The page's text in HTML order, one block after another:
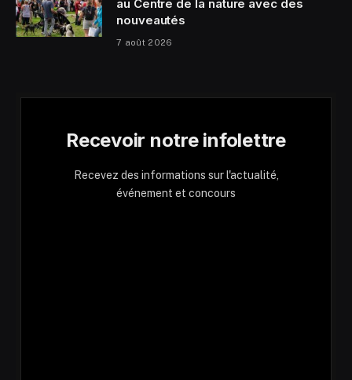
au Centre de la nature avec des
nouveautés
7 août 2026
Recevoir notre infolettre
Recevez des informations sur l'actualité,
événement et concours